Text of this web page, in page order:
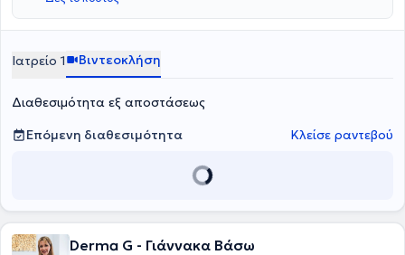
Ιατρείο 1 Βιντεοκλήση
Διαθεσιμότητα εξ αποστάσεως
Επόμενη διαθεσιμότητα
Κλείσε ραντεβού
Derma G - Γιάννακα Βάσω